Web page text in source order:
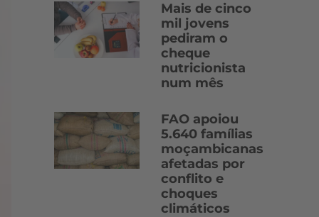
Mais de cinco
mil jovens
pediram o
cheque
nutricionista
num mês
FAO apoiou
5.640 famílias
moçambicanas
afetadas por
conflito e
choques
climáticos